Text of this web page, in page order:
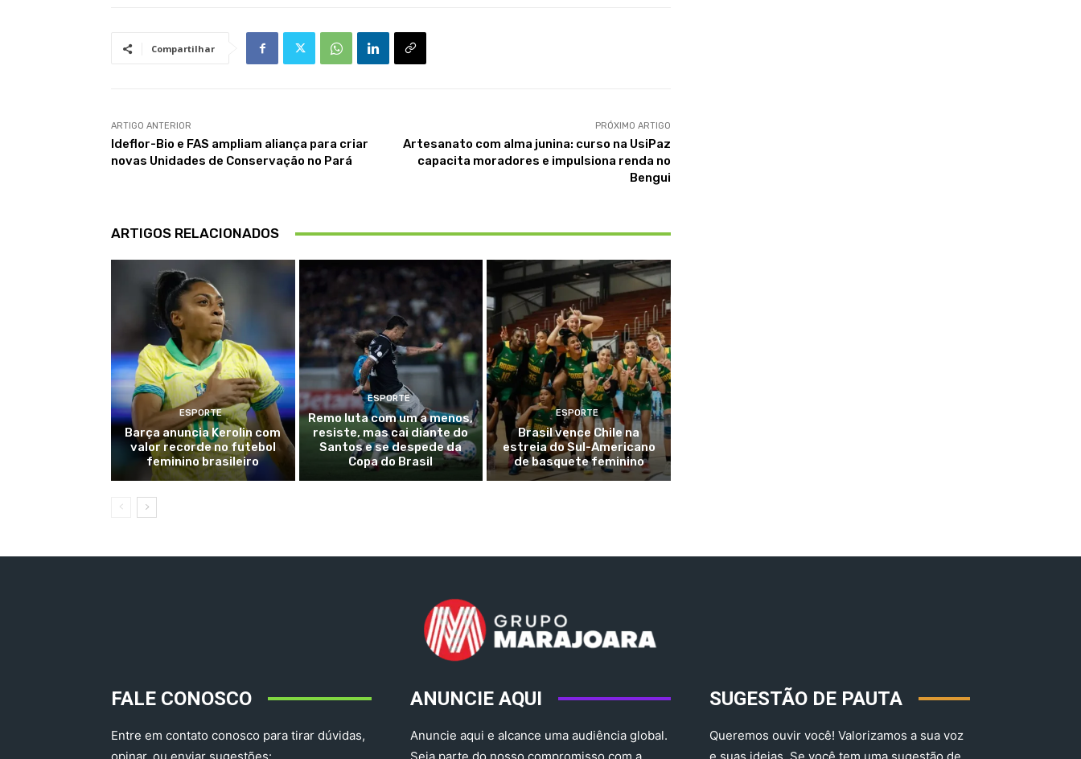
Compartilhar
ARTIGO ANTERIOR
Ideflor-Bio e FAS ampliam aliança para criar
novas Unidades de Conservação no Pará
PRÓXIMO ARTIGO
Artesanato com alma junina: curso na UsiPaz
capacita moradores e impulsiona renda no
Bengui
ARTIGOS RELACIONADOS
ESPORTE
Barça anuncia Kerolin com
valor recorde no futebol
feminino brasileiro
ESPORTE
Remo luta com um a menos,
resiste, mas cai diante do
Santos e se despede da
Copa do Brasil
ESPORTE
Brasil vence Chile na
estreia do Sul-Americano
de basquete feminino
FALE CONOSCO
Entre em contato conosco para tirar dúvidas,
opinar, ou enviar sugestões:
ANUNCIE AQUI
Anuncie aqui e alcance uma audiência global.
Seja parte do nosso compromisso com a
SUGESTÃO DE PAUTA
Queremos ouvir você! Valorizamos a sua voz
e suas ideias. Se você tem uma sugestão de